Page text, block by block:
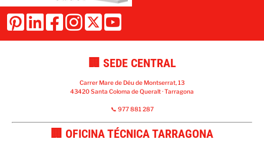
🏢 SEDE CENTRAL
Carrer Mare de Déu de Montserrat, 13
43420 Santa Coloma de Queralt · Tarragona
📞 977 881 287
🏢 OFICINA TÉCNICA TARRAGONA